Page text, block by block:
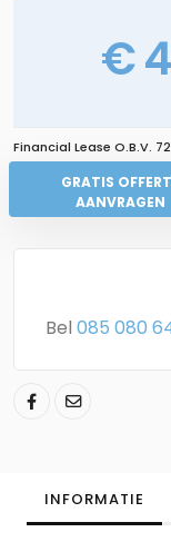
€
Financial Lease O.B.V.
GRATIS
AANVRAGEN
Bel 085 080
INFORMATIE